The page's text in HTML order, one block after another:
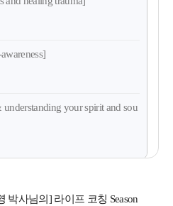
your spirit and sou
박사님의] 라이프 코칭 Season